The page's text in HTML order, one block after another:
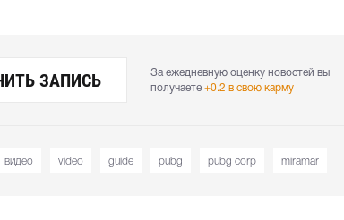
ЗАПИСЬ
За ежедневную оценку новостей вы
получаете +0.2 в свою карму
видео video guide pubg pubg corp miramar